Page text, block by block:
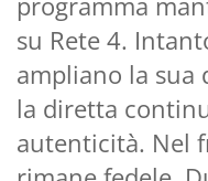
su Rete 4.
ampliano la sua
la diretta
autenticità. Nel